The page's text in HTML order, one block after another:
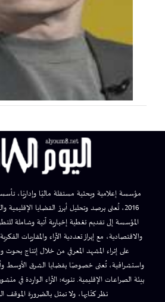
2016، تُعنى برصد وتحليل أبرز القضايا
المؤسسة إلى تقديم تغطية إخبارية آنية وشاملة
والاقتصادية، مع إبراز تعددية الآراء والمقاربات
على إثراء المشهد المعرفي من خلال إنتاج بحوث
واستشرافية، تُعنى خصوصًا بقضايا الشرق الأوسط
بيئة الصراعات الإقليمية. تنويه: الآراء الواردة في
نظر كتّابها، ولا تمثل بالضرورة